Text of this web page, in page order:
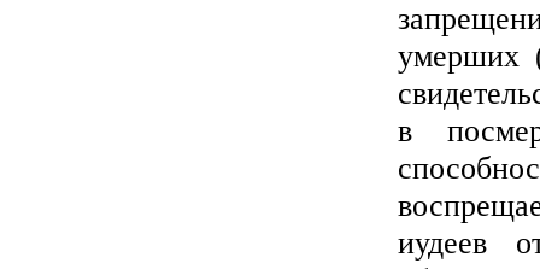
умерших
в
иудеев